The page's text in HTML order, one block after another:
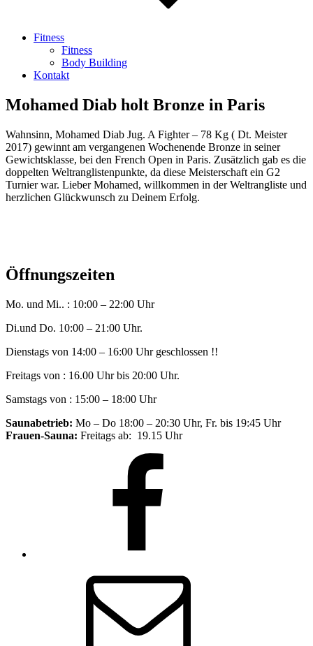
Fitness
Fitness
Body Building
Kontakt
Mohamed Diab holt Bronze in Paris
Wahnsinn, Mohamed Diab Jug. A Fighter – 78 Kg ( Dt. Meister
2017) gewinnt am vergangenen Wochenende Bronze in seiner
Gewichtsklasse, bei den French Open in Paris. Zusätzlich gab es die
doppelten Weltranglistenpunkte, da diese Meisterschaft ein G2
Turnier war. Lieber Mohamed, willkommen in der Weltrangliste und
herzlichen Glückwunsch zu Deinem Erfolg.
Öffnungszeiten
Mo. und Mi.. : 10:00 – 22:00 Uhr
Di.und Do. 10:00 – 21:00 Uhr.
Dienstags von 14:00 – 16:00 Uhr geschlossen !!
Freitags von : 16.00 Uhr bis 20:00 Uhr.
Samstags von : 15:00 – 18:00 Uhr
Saunabetrieb: Mo – Do 18:00 – 20:30 Uhr, Fr. bis 19:45 Uhr
Frauen-Sauna: Freitags ab: 19.15 Uhr